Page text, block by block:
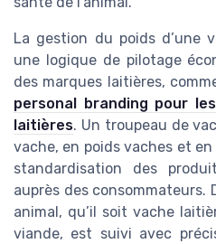
La gestion du poids d’une
une logique de pilotage
des marques laitières,
personal branding pour
laitières. Un troupeau de
vache, en poids vaches et
standardisation des
auprès des consommateurs.
animal, qu’il soit vache
viande, est suivi avec